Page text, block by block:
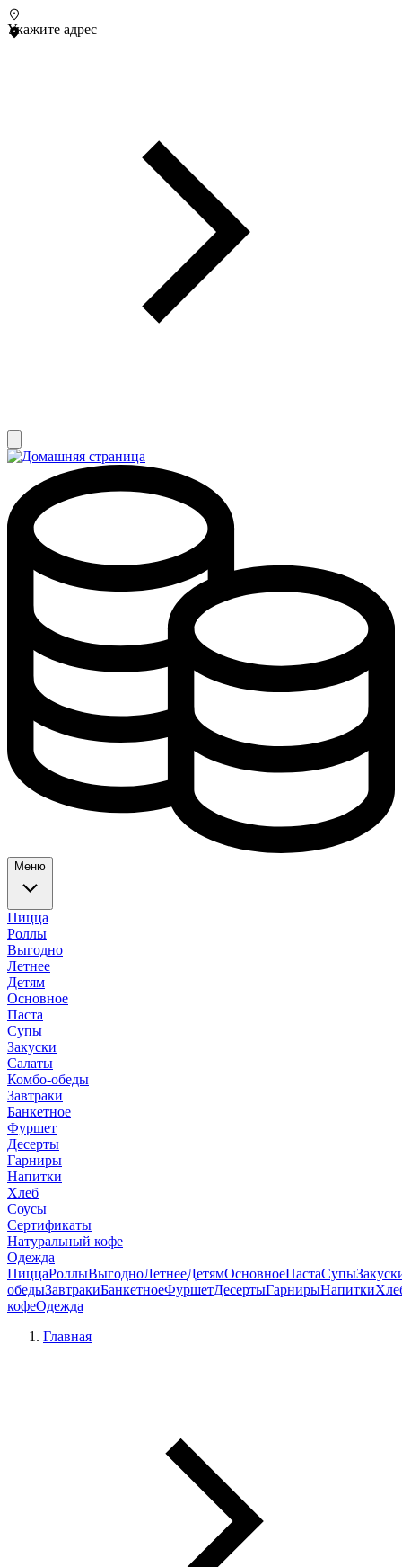
Укажите адрес
Меню
Пицца
Роллы
Выгодно
Летнее
Детям
Основное
Паста
Супы
Закуски
Салаты
Комбо-обеды
Завтраки
Банкетное
Фуршет
Десерты
Гарниры
Напитки
Хлеб
Соусы
Сертификаты
Натуральный кофе
Одежда
ПиццаРоллыВыгодноЛетнееДетямОсновноеПастаСупы
обедыЗавтракиБанкетноеФуршетДесертыГарнирыНапитки
кофеОдежда
Главная